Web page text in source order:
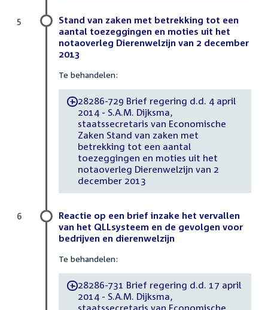
Stand van zaken met betrekking tot een
aantal toezeggingen en moties uit het
notaoverleg Dierenwelzijn van 2 december
2013
Te behandelen:
-28286-729 Brief regering d.d. 4 april
2014 - S.A.M. Dijksma,
staatssecretaris van Economische
Zaken Stand van zaken met
betrekking tot een aantal
toezeggingen en moties uit het
notaoverleg Dierenwelzijn van 2
december 2013
5
Reactie op een brief inzake het vervallen
van het QLLsysteem en de gevolgen voor
bedrijven en dierenwelzijn
Te behandelen:
-28286-731 Brief regering d.d. 17 april
2014 - S.A.M. Dijksma,
staatssecretaris van Economische
6